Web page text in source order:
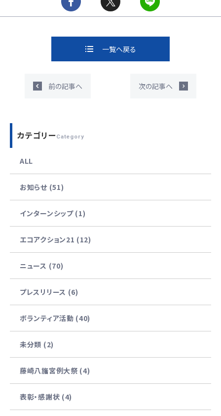
一覧へ戻る
前の記事へ 次の記事へ
カテゴリー Category
ALL
お知らせ (51)
インターンシップ (1)
エコアクション21 (12)
ニュース (70)
プレスリリース (6)
ボランティア活動 (40)
未分類 (2)
藤崎八旛宮例大祭 (4)
表彰・感謝状 (4)